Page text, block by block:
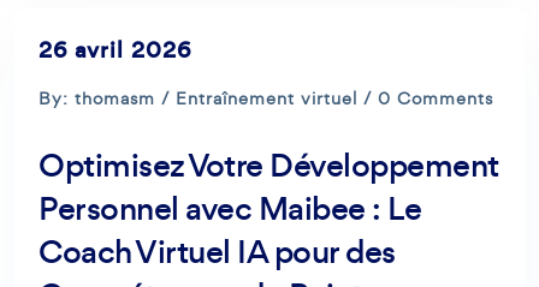
26 avril 2026
By: thomasm / Entraînement virtuel / 0 Comments
Optimisez Votre Développement
Personnel avec Maibee : Le
Coach Virtuel IA pour des